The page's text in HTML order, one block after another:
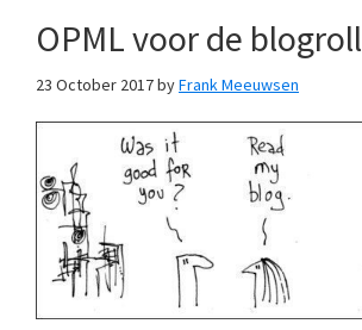
OPML voor de blogroll
23 October 2017byFrank Meeuwsen